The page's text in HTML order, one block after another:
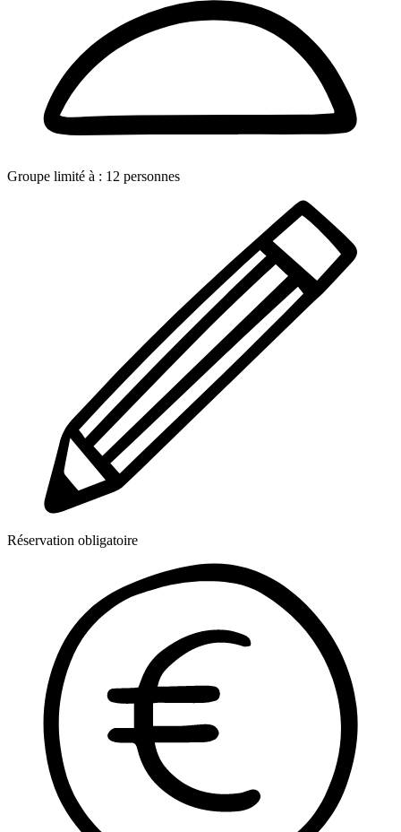
Groupe limité à : 12 personnes
Réservation obligatoire